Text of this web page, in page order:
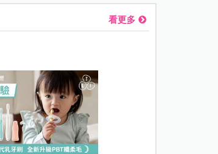
看更多